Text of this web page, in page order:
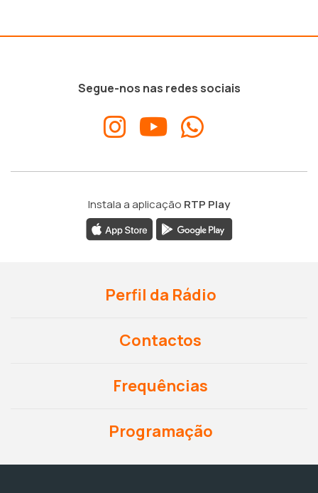
Segue-nos nas redes sociais
Instala a aplicação RTP Play
Perfil da Rádio
Contactos
Frequências
Programação